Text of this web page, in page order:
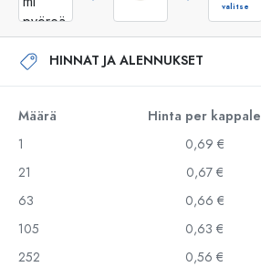
valitse
HINNAT JA ALENNUKSET
Määrä Hinta per kappale
1
0,69 €
21
0,67 €
63
0,66 €
105
0,63 €
252
0,56 €